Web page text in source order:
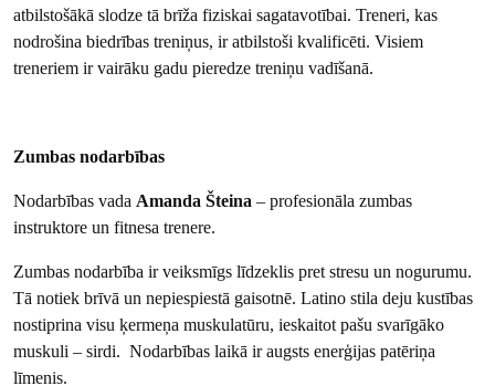
atbilstošākā slodze tā brīža fiziskai sagatavotībai. Treneri, kas
nodrošina biedrības treniņus, ir atbilstoši kvalificēti. Visiem
treneriem ir vairāku gadu pieredze treniņu vadīšanā.
Zumbas nodarbības
Nodarbības vada Amanda Šteina – profesionāla zumbas
instruktore un fitnesa trenere.
Zumbas nodarbība ir veiksmīgs līdzeklis pret stresu un nogurumu.
Tā notiek brīvā un nepiespiestā gaisotnē. Latino stila deju kustības
nostiprina visu ķermeņa muskulatūru, ieskaitot pašu svarīgāko
muskuli – sirdi. Nodarbības laikā ir augsts enerģijas patēriņa
līmenis.